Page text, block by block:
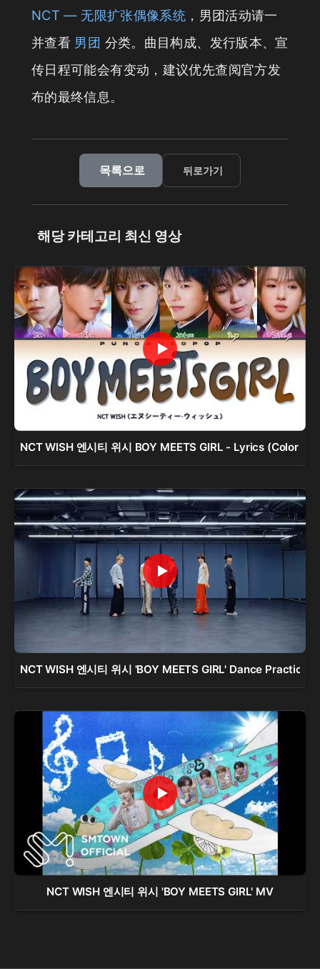
NCT — 无限扩张偶像系统 ，男团活动请一
并查看 男团 分类。曲目构成、发行版本、宣
传日程可能会有变动，建议优先查阅官方发
布的最终信息。
목록으로 뒤로가기
해당 카테고리 최신 영상
NCT WISH 엔시티 위시 BOY MEETS GIRL - Lyrics (Color
NCT WISH 엔시티 위시 'BOY MEETS GIRL' Dance Practice
NCT WISH 엔시티 위시 'BOY MEETS GIRL' MV